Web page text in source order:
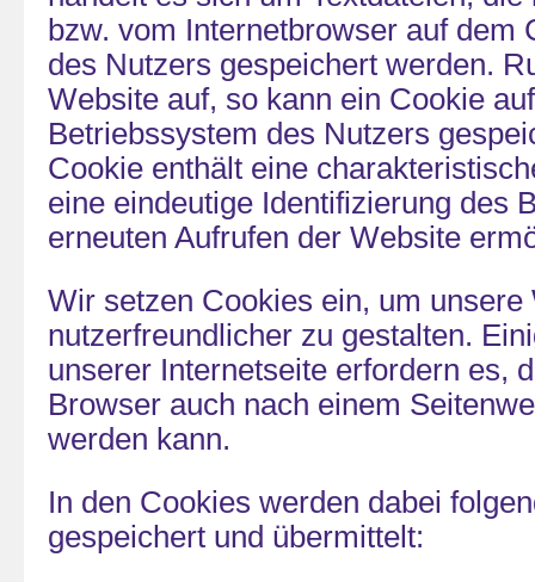
bzw. vom Internetbrowser auf dem
des Nutzers gespeichert werden.
Website auf, so kann ein Cookie
Betriebssystem des Nutzers
Cookie enthält eine
eine eindeutige Identifizierung des
erneuten Aufrufen der Website
Wir setzen Cookies ein, um unsere
nutzerfreundlicher zu gestalten.
unserer Internetseite erfordern es,
Browser auch nach einem
werden kann.
In den Cookies werden dabei
gespeichert und übermittelt: